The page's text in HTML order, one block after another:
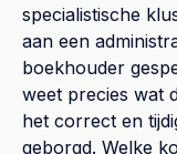
specialistische
aan een
boekhouder
weet precies wat
het correct en
geborgd. Welke